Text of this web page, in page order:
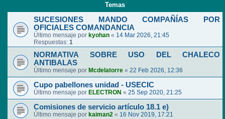
Temas
SUCESIONES MANDO COMPAÑÍAS POR
OFICIALES COMANDANCIA
Último mensaje por kyohan « 14 Mar 2026, 21:45
Respuestas: 1
NORMATIVA SOBRE USO DEL CHALECO
ANTIBALAS
Último mensaje por Mcdelatorre « 22 Feb 2026, 12:36
Cupo pabellones unidad - USECIC
Último mensaje por ELECTRON « 25 Sep 2020, 21:25
Comisiones de servicio artículo 18.1 e)
Último mensaje por kaiman2 « 16 Nov 2019, 17:21